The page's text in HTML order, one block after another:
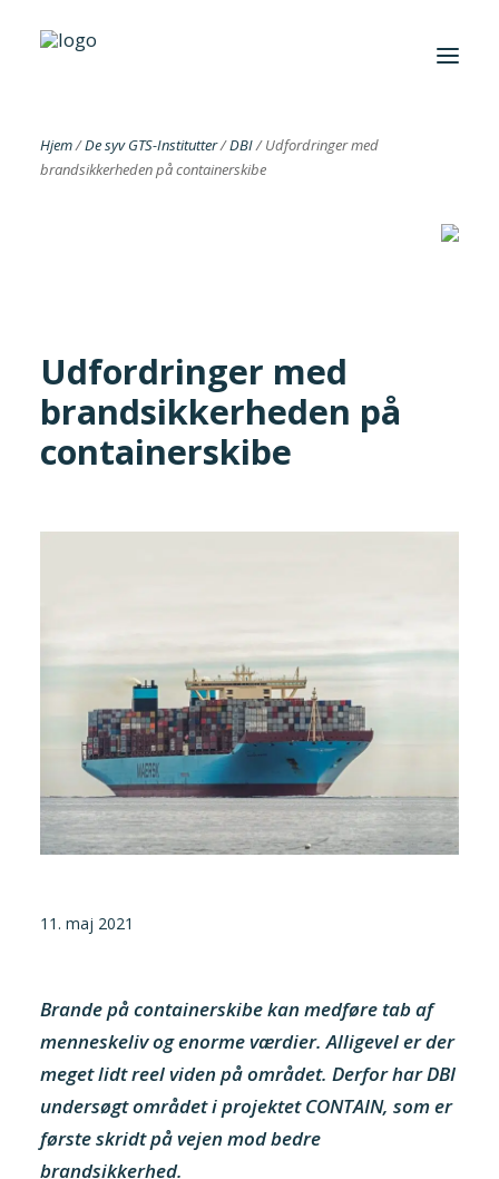
Foreningen
Search
Tilmeld nyhedsbrev
Dansk
English
Danske Testfaciliteter
Hjem/De syv GTS-Institutter/DBI/Udfordringer med
brandsikkerheden på containerskibe
Udfordringer med
brandsikkerheden på
containerskibe
11. maj 2021
Brande på containerskibe kan medføre tab af
menneskeliv og enorme værdier. Alligevel er der
meget lidt reel viden på området. Derfor har DBI
undersøgt området i projektet CONTAIN, som er
første skridt på vejen mod bedre
brandsikkerhed.